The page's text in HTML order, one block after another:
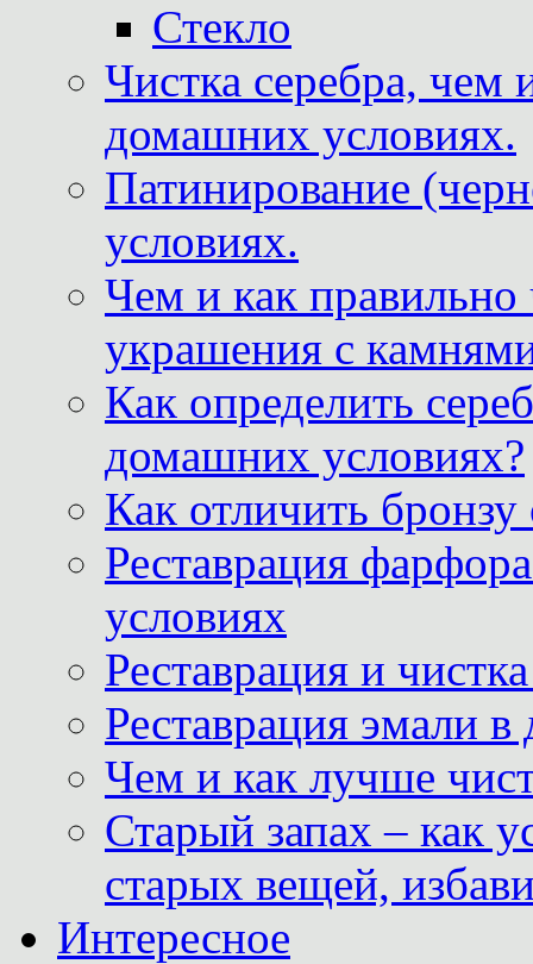
Стекло
Чистка серебра, чем
домашних условиях.
Патинирование
условиях.
Чем и как
украшения с
Как определить
домашних условиях?
Как отличить
Реставрация
условиях
Реставрация и
Реставрация эмали
Чем и как лучше
Старый запах – как
старых вещей,
Интересное